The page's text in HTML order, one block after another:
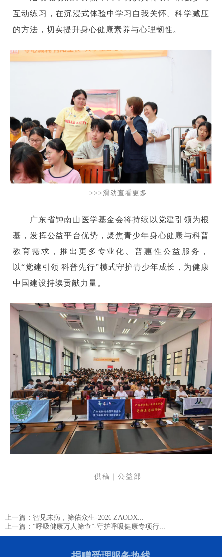
互动练习，在沉浸式体验中学习自我关怀、科学减压
的方法，切实提升身心健康素养与心理韧性。
>>>滑动查看更多
广东省钟南山医学基金会将持续以党建引领为根
基，发挥公益平台优势，聚焦青少年身心健康与科普
教育需求，推出更多专业化、普惠性公益服务，
以“党建引领 科普先行”模式守护青少年成长，为健康
中国建设持续贡献力量。
供稿｜公益部
上一篇：智见未病，筛佑众生-2026 ZAODX...
上一篇：“呼吸健康万人筛查”-守护呼吸健康专项行...